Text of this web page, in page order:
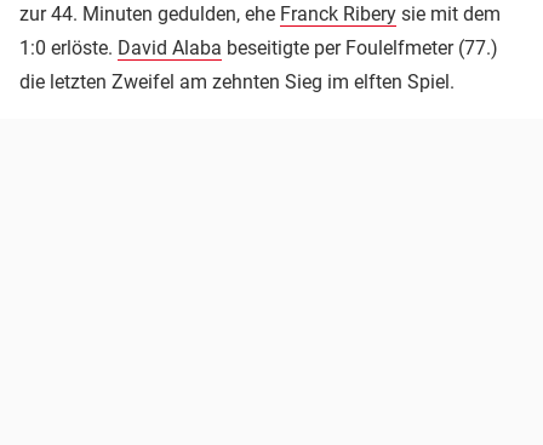
zur 44. Minuten gedulden, ehe Franck Ribery sie mit dem
1:0 erlöste. David Alaba beseitigte per Foulelfmeter (77.)
die letzten Zweifel am zehnten Sieg im elften Spiel.